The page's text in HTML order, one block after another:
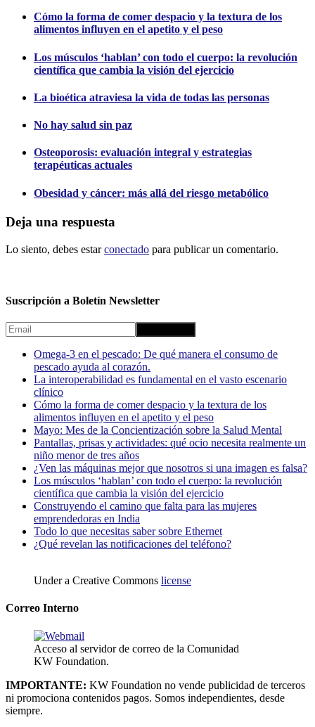
Cómo la forma de comer despacio y la textura de los
alimentos influyen en el apetito y el peso
Los músculos ‘hablan’ con todo el cuerpo: la revolución
científica que cambia la visión del ejercicio
La bioética atraviesa la vida de todas las personas
No hay salud sin paz
Osteoporosis: evaluación integral y estrategias
terapéuticas actuales
Obesidad y cáncer: más allá del riesgo metabólico
Deja una respuesta
Lo siento, debes estarconectado para publicar un comentario.
Suscripción a Boletín Newsletter
Omega-3 en el pescado: De qué manera el consumo de
pescado ayuda al corazón.
La interoperabilidad es fundamental en el vasto escenario
clínico
Cómo la forma de comer despacio y la textura de los
alimentos influyen en el apetito y el peso
Mayo: Mes de la Concientización sobre la Salud Mental
Pantallas, prisas y actividades: qué ocio necesita realmente un
niño menor de tres años
¿Ven las máquinas mejor que nosotros si una imagen es falsa?
Los músculos ‘hablan’ con todo el cuerpo: la revolución
científica que cambia la visión del ejercicio
Construyendo el camino que falta para las mujeres
emprendedoras en India
Todo lo que necesitas saber sobre Ethernet
¿Qué revelan las notificaciones del teléfono?
Under a Creative Commons license
Correo Interno
Acceso al servidor de correo de la Comunidad
KW Foundation.
IMPORTANTE: KW Foundation no vende publicidad de terceros
ni promociona contenidos pagos. Somos independientes, desde
siempre.